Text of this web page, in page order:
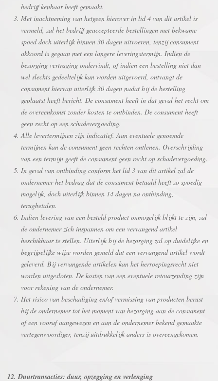
bedrijf kenbaar heeft gemaakt.
Met inachtneming van hetgeen hierover in lid 4 van dit artikel is
vermeld, zal het bedrijf geaccepteerde bestellingen met bekwame
spoed doch uiterlijk binnen 30 dagen uitvoeren, tenzij consument
akkoord is gegaan met een langere leveringstermijn. Indien de
bezorging vertraging ondervindt, of indien een bestelling niet dan
wel slechts gedeeltelijk kan worden uitgevoerd, ontvangt de
consument hiervan uiterlijk 30 dagen nadat hij de bestelling
geplaatst heeft bericht. De consument heeft in dat geval het recht om
de overeenkomst zonder kosten te ontbinden. De consument heeft
geen recht op een schadevergoeding.
Alle levertermijnen zijn indicatief. Aan eventuele genoemde
termijnen kan de consument geen rechten ontlenen. Overschrijding
van een termijn geeft de consument geen recht op schadevergoeding.
In geval van ontbinding conform het lid 3 van dit artikel zal de
ondernemer het bedrag dat de consument betaald heeft zo spoedig
mogelijk, doch uiterlijk binnen 14 dagen na ontbinding,
terugbetalen.
Indien levering van een besteld product onmogelijk blijkt te zijn, zal
de ondernemer zich inspannen om een vervangend artikel
beschikbaar te stellen. Uiterlijk bij de bezorging zal op duidelijke en
begrijpelijke wijze worden gemeld dat een vervangend artikel wordt
geleverd. Bij vervangende artikelen kan het herroepingsrecht niet
worden uitgesloten. De kosten van een eventuele retourzending zijn
voor rekening van de ondernemer.
Het risico van beschadiging en/of vermissing van producten berust
bij de ondernemer tot het moment van bezorging aan de consument
of een vooraf aangewezen en aan de ondernemer bekend gemaakte
vertegenwoordiger, tenzij uitdrukkelijk anders is overeengekomen.
12. Duurtransacties: duur, opzegging en verlenging